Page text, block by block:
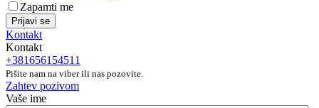
Zapamti me
Prijavi se
Kontakt
Kontakt
+381656154511
Pišite nam na viber ili nas pozovite.
Zahtev pozivom
Vaše ime